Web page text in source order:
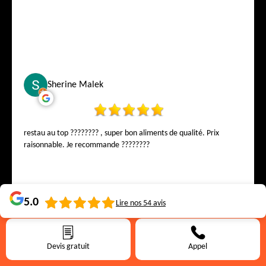
Devis gratuit Appel
Sherine Malek
restau au top ???????? , super bon aliments de qualité. Prix
raisonnable. Je recommande ????????
Kim Tondeur
5.0 Lire nos 54 avis